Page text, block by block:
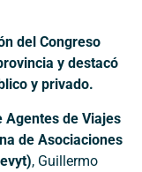
del Congreso
y destacó
y privado.
Agentes de Viajes
de Asociaciones
, Guillermo